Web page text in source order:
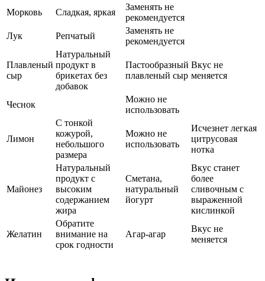
Морковь
Сладкая, яркая
Заменять не
рекомендуется
Лук
Репчатый
Заменять не
рекомендуется
Плавленый
сыр
Натуральный
продукт в
брикетах без
добавок
Пастообразный
плавленый сыр
Вкус не
меняется
Чеснок
Можно не
использовать
Лимон
С тонкой
кожурой,
небольшого
размера
Можно не
использовать
Исчезнет легкая
цитрусовая
нотка
Майонез
Натуральный
продукт с
высоким
содержанием
жира
Сметана,
натуральный
йогурт
Вкус станет
более
сливочным с
выраженной
кислинкой
Желатин
Обратите
внимание на
срок годности
Агар-агар
Вкус не
меняется